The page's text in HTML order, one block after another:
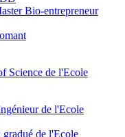
Bio-entrepreneur
Science de l'Ecole
de l'Ecole
de l'Ecole